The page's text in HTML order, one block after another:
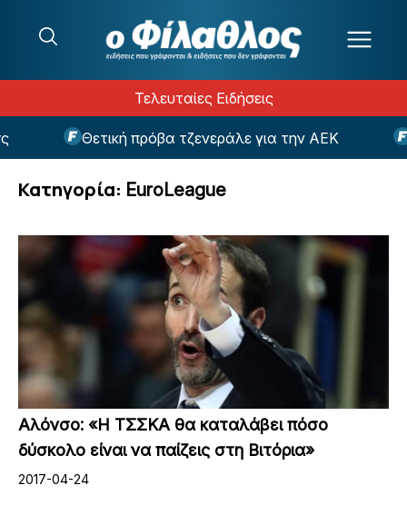
Τελευταίες Ειδήσεις
πρόβα τζενεράλε για την ΑΕΚ Μεγάλωσε
Κατηγορία: EuroLeague
Αλόνσο: «Η ΤΣΣΚΑ θα καταλάβει πόσο
δύσκολο είναι να παίζεις στη Βιτόρια»
2017-04-24